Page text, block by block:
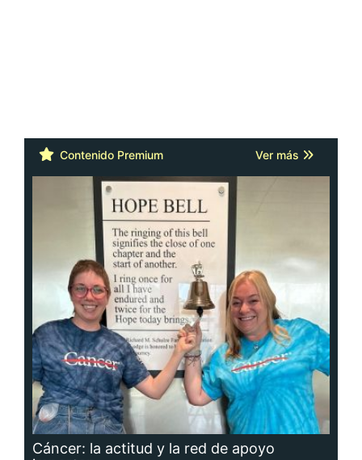
Contenido Premium Ver más
Cáncer: la actitud y la red de apoyo
importan